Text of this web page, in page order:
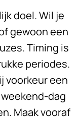
doel. Wil je
gewoon een
Timing is
periodes.
voorkeur een
dag
Maak vooraf